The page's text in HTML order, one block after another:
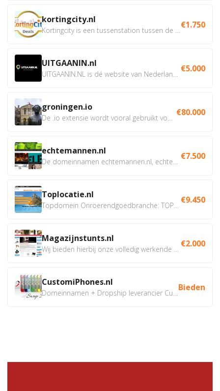
kortingcity.nl €1.750
UITGAANIN.nl €5.000
groningen.io €80.000
echtemannen.nl €7.500
Toplocatie.nl €9.450
Magazijnstunts.nl €2.000
CustomiPhones.nl Bieden